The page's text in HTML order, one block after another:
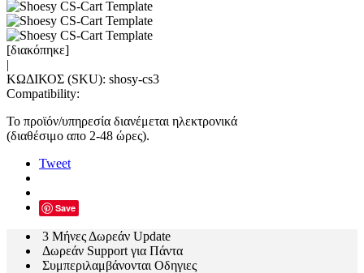
[διακόπηκε]
|
ΚΩΔΙΚΟΣ (SKU): shosy-cs3
Compatibility:
Το προϊόν/υπηρεσία διανέμεται ηλεκτρονικά
(διαθέσιμο απο 2-48 ώρες).
Tweet
Save
3 Μήνες Δωρεάν Update
Δωρεάν Support για Πάντα
Συμπεριλαμβάνονται Οδηγιες